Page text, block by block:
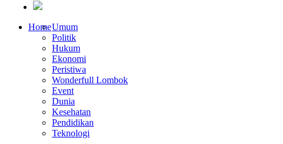
HomeUmum
Politik
Hukum
Ekonomi
Peristiwa
Wonderfull Lombok
Event
Dunia
Kesehatan
Pendidikan
Teknologi